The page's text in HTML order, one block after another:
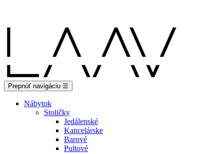
Prepnúť navigáciu ☰
Nábytok
Stoličky
Jedálenské
Kancelárske
Barové
Pultové